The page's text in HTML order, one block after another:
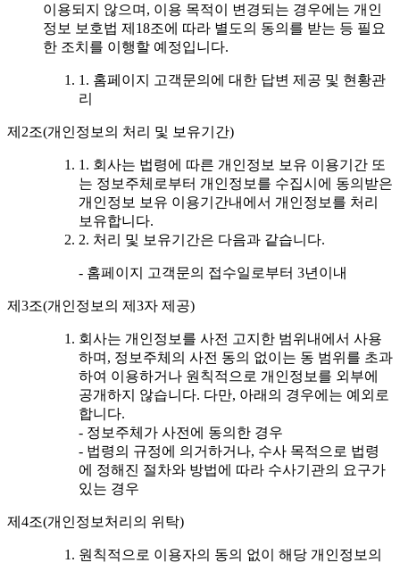
이용되지 않으며, 이용 목적이 변경되는 경우에는 개인
정보 보호법 제18조에 따라 별도의 동의를 받는 등 필요
한 조치를 이행할 예정입니다.
1. 홈페이지 고객문의에 대한 답변 제공 및 현황관
리
제2조(개인정보의 처리 및 보유기간)
1. 회사는 법령에 따른 개인정보 보유 이용기간 또
는 정보주체로부터 개인정보를 수집시에 동의받은
개인정보 보유 이용기간내에서 개인정보를 처리
보유합니다.
2. 처리 및 보유기간은 다음과 같습니다.
- 홈페이지 고객문의 접수일로부터 3년이내
제3조(개인정보의 제3자 제공)
회사는 개인정보를 사전 고지한 범위내에서 사용
하며, 정보주체의 사전 동의 없이는 동 범위를 초과
하여 이용하거나 원칙적으로 개인정보를 외부에
공개하지 않습니다. 다만, 아래의 경우에는 예외로
합니다.
- 정보주체가 사전에 동의한 경우
- 법령의 규정에 의거하거나, 수사 목적으로 법령
에 정해진 절차와 방법에 따라 수사기관의 요구가
있는 경우
제4조(개인정보처리의 위탁)
원칙적으로 이용자의 동의 없이 해당 개인정보의